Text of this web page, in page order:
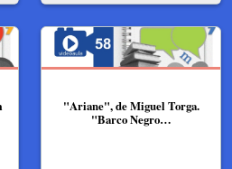
"Ariane", de Miguel Torga.
"Barco Negro…